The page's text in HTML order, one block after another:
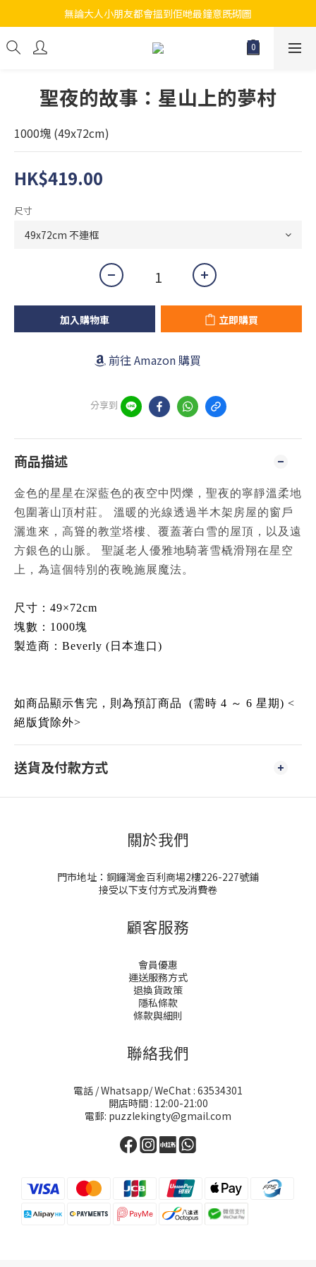
江帆天楊砌圖
無論大人小朋友都會搵到佢哋最鐘意既砌圖
江帆天楊砌圖
聖夜的故事：星山上的夢村
1000塊 (49x72cm)
HK$419.00
尺寸
加入購物車 立即購買
前往 Amazon 購買
分享到
商品描述
金色的星星在深藍色的夜空中閃爍，聖夜的寧靜溫柔地
包圍著山頂村莊。 溫暖的光線透過半木架房屋的窗戶
灑進來，高聳的教堂塔樓、覆蓋著白雪的屋頂，以及遠
方銀色的山脈。 聖誕老人優雅地騎著雪橇滑翔在星空
上，為這個特別的夜晚施展魔法。
尺寸：49×72cm
塊數：1000塊
製造商： Beverly (日本進口)
如商品顯示售完，則為預訂商品 (需時 4 ～ 6 星期) <
絕版貨除外>
送貨及付款方式
關於我們
門市地址：銅鑼灣金百利商場2樓226-227號鋪
接受以下支付方式及消費卷
顧客服務
會員優惠
運送服務方式
退換貨政策
隱私條款
條款與細則
聯絡我們
電話 / Whatsapp/ WeChat : 63534301
開店時間 : 12:00-21:00
電郵: puzzlekingty@gmail.com